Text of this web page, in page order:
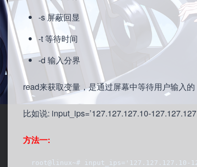
-s 屏蔽回显
-t 等待时间
-d 输入分界
read来获取变量，是通过屏幕中等待用户输入
比如说: input_ips=’127.127.127.10-
方法一:
root@linux~# input_ips='127.127.127.10-